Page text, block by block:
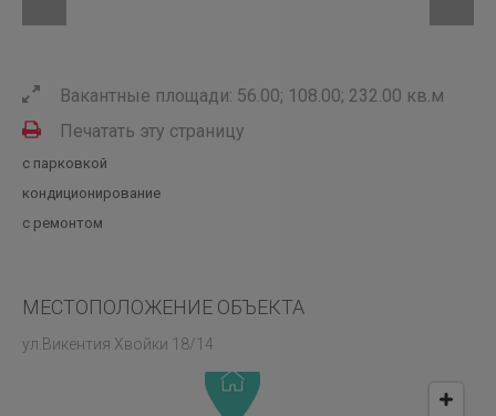
Вакантные площади: 56.00; 108.00; 232.00 кв.м
Печатать эту страницу
с парковкой
кондиционирование
с ремонтом
МЕСТОПОЛОЖЕНИЕ ОБЪЕКТА
ул.Викентия Хвойки 18/14